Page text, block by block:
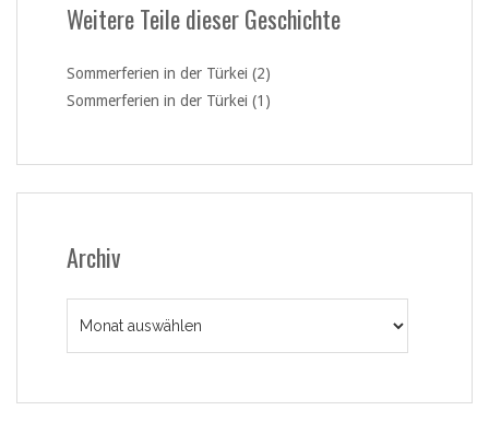
Weitere Teile dieser Geschichte
Sommerferien in der Türkei (2)
Sommerferien in der Türkei (1)
Archiv